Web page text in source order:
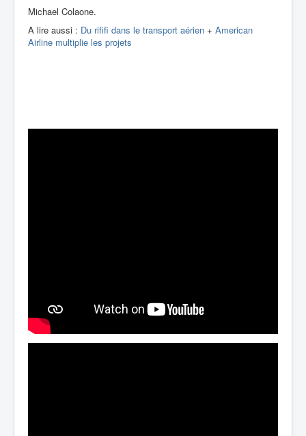
Michael Colaone.
A lire aussi : Du rififi dans le transport aérien + American
Airline multiplie les projets